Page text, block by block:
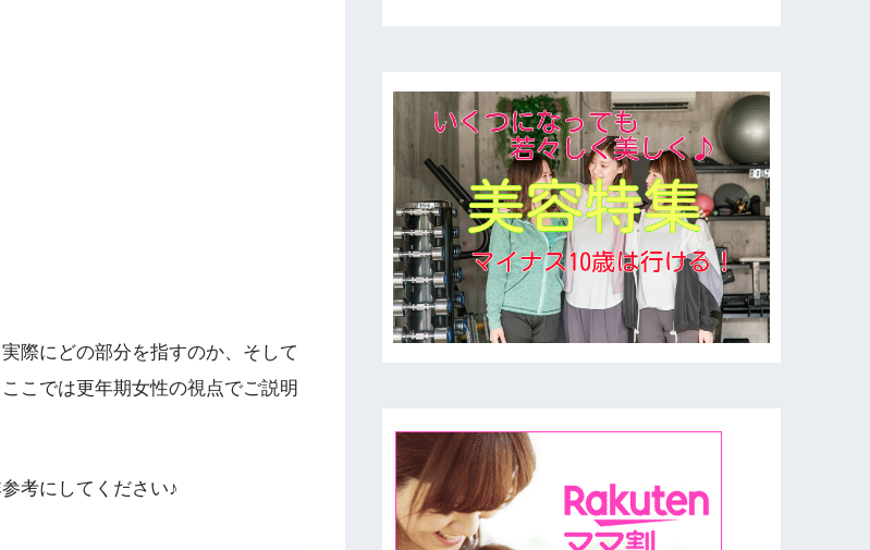
際にどの部分を指すのか、そして
こでは更年期女性の視点でご説明
考にしてください♪